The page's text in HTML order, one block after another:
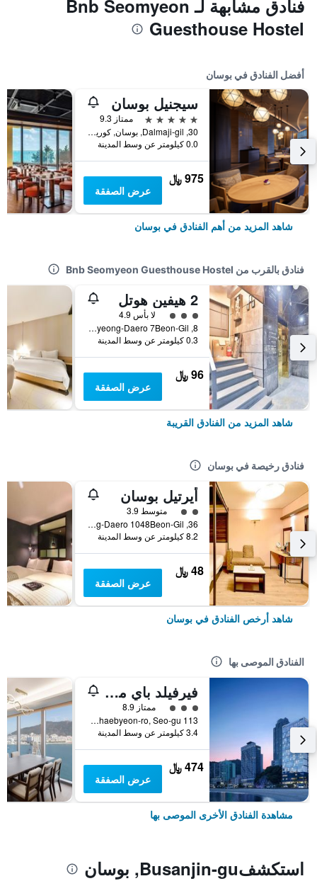
فنادق مشابهة لـ Bnb Seomyeon
Guesthouse Hostel
أفضل الفنادق في بوسان
سيجنيل بوسان
5 نجوم
ممتاز 9.3
30, Dalmaji-gil, بوسان, كوريا الجنوبية
0.0 كيلومتر عن وسط المدينة
975 ﷼
عرض الصفقة
شاهد المزيد من أهم الفنادق في بوسان
فنادق بالقرب من Bnb Seomyeon Guesthouse Hostel
2 هيفين هوتل
تقييم فئة 3لا بأس 4.9
8, Hwangnyeong-Daero 7Beon-Gil, بوسان, كوريا الجنوبية
0.3 كيلومتر عن وسط المدينة
96 ﷼
عرض الصفقة
شاهد المزيد من الفنادق القريبة
فنادق رخيصة في بوسان
أيرتيل بوسان
تقييم فئة 2متوسط 3.9
36, Nakdong-Daero 1048Beon-Gil, بوسان, كوريا الجنوبية
8.2 كيلومتر عن وسط المدينة
48 ﷼
عرض الصفقة
شاهد أرخص الفنادق في بوسان
الفنادق الموصى بها
فيرفيلد باي ماريوت بوسان سونجدو بيتش
تقييم فئة 3ممتاز 8.9
113 Songdohaebyeon-ro, Seo-gu, بوسان, كوريا الجنوبية
3.4 كيلومتر عن وسط المدينة
474 ﷼
عرض الصفقة
مشاهدة الفنادق الأخرى الموصى بها
استكشفBusanjin-gu, بوسان